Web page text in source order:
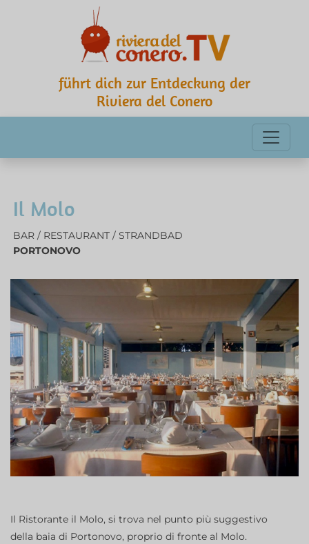
führt dich zur Entdeckung der
Riviera del Conero
Il Molo
BAR / RESTAURANT / STRANDBAD
PORTONOVO
Il Ristorante il Molo, si trova nel punto più suggestivo
della baia di Portonovo, proprio di fronte al Molo.